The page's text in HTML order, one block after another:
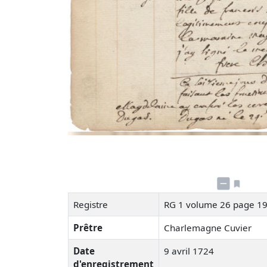
Registre
RG 1 volume 26 page
Prêtre
Charlemagne Cuvier
Date
d'enregistrement
9 avril 1724